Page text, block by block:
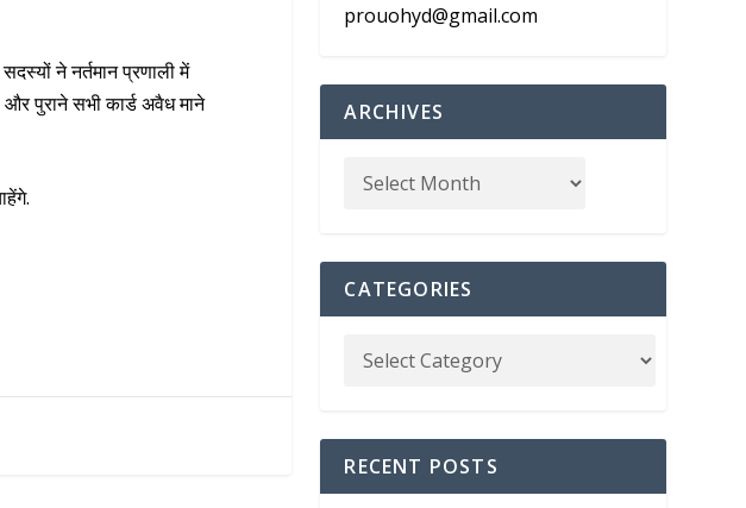
ने नर्तमान प्रणाली में
और पुराने सभी कार्ड अवैध माने
prouohyd@gmail.com
ARCHIVES
CATEGORIES
RECENT POSTS